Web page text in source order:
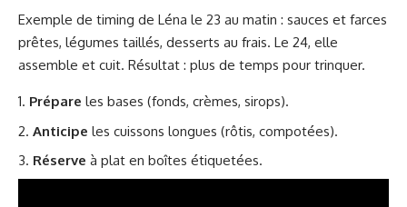
Exemple de timing de Léna le 23 au matin : sauces et farces
prêtes, légumes taillés, desserts au frais. Le 24, elle
assemble et cuit. Résultat : plus de temps pour trinquer.
Prépare les bases (fonds, crèmes, sirops).
Anticipe les cuissons longues (rôtis, compotées).
Réserve à plat en boîtes étiquetées.